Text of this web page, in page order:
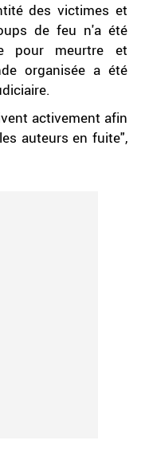
des victimes et
de feu n'a été
pour meurtre et
organisée a été
activement afin
auteurs en fuite",